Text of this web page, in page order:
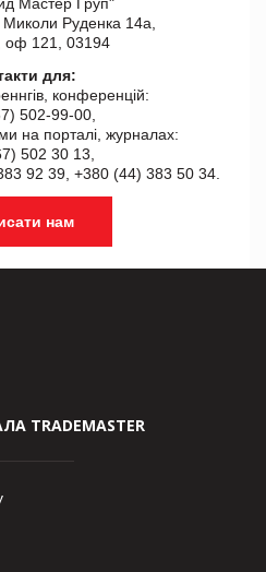
Руденка 14а,
оф 121, 03194
для:
конференцій:
502-99-00,
на порталі, журналах:
502 30 13,
92 39, +380 (44) 383 50 34.
нам
TRADEMASTER